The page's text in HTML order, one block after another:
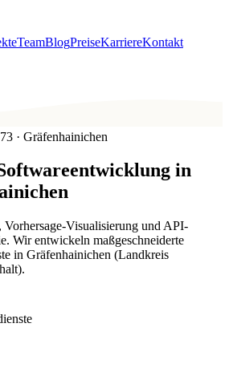
TeamBlogPreiseKarriereKontakt
· Gräfenhainichen
in
Vorhersage-Visualisierung und API-
Wir entwickeln maßgeschneiderte
in Gräfenhainichen (Landkreis